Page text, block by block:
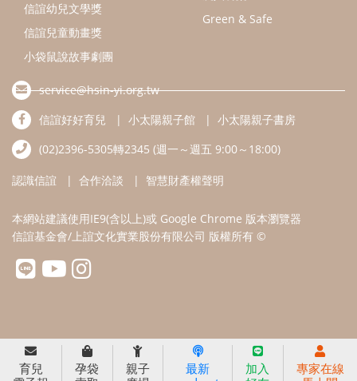
本網站建議使用IE9(含以上)或 Google Chrome 版本瀏覽器
信誼基金會/上誼文化實業股份有限公司 版權所有 ©
育兒
孕袋
親子
最新
加入
專家在線